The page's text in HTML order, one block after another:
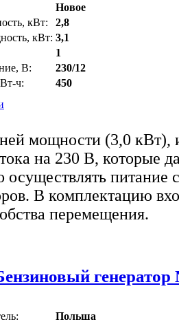
Новое
кВт:
2,8
кВт: 3,1
1
В:
230/12
ч:
450
мощности (3,0 кВт),
на 230 В, которые
осуществлять питание
В комплектацию
перемещения.
генератор
Польша